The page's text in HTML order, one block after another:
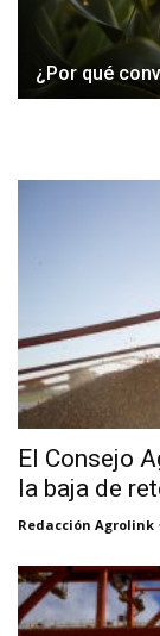
¿Por qué
El Consejo
la baja de
Redacción Agrolink